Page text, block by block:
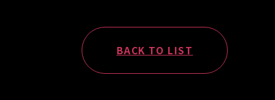
BACK TO LIST